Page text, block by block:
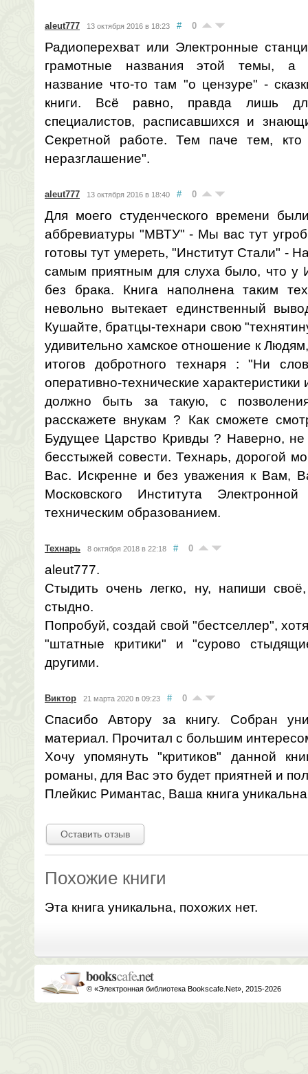
aleut777 13 октября 2016 в 18:23 # 0
Радиоперехват или Электронные
грамотные названия этой темы, а
название что-то там "о цензуре" -
книги. Всё равно, правда лишь
специалистов, расписавшихся и
Секретной работе. Тем паче тем,
неразглашение".
aleut777 13 октября 2016 в 18:40 # 0
Для моего студенческого времени
аббревиатуры "МВТУ" - Мы вас тут
готовы тут умереть, "Институт Стали" -
самым приятным для слуха было, что у
без брака. Книга наполнена таким
невольно вытекает единственный
Кушайте, братцы-технари свою
удивительно хамское отношение к
итогов добротного технаря : "Ни
оперативно-технические
должно быть за такую, с
расскажете внукам ? Как сможете
Будущее Царство Кривды ? Наверно, не
бесстыжей совести. Технарь, дорогой
Вас. Искренне и без уважения к Вам,
Московского Института
техническим образованием.
Технарь 8 октября 2018 в 22:18 # 0
aleut777.
Стыдить очень легко, ну, напиши
стыдно.
Попробуй, создай свой "бестселлер",
"штатные критики" и "сурово
другими.
Виктор 21 марта 2020 в 09:23 # 0
Спасибо Автору за книгу. Собран
материал. Прочитал с большим
Хочу упомянуть "критиков" данной
романы, для Вас это будет приятней и
Плейкис Римантас, Ваша книга
Оставить отзыв
Похожие книги
Эта книга уникальна, похожих нет.
© «Электронная библиотека Bookscafe.Net», 2015-2026